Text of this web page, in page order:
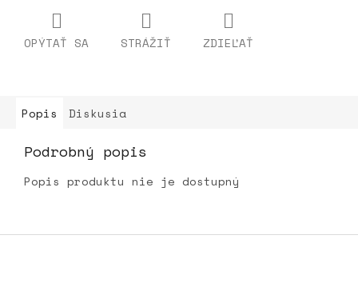
OPÝTAŤ SA STRÁŽIŤ ZDIEĽAŤ
Popis Diskusia
Podrobný popis
Popis produktu nie je dostupný
Z